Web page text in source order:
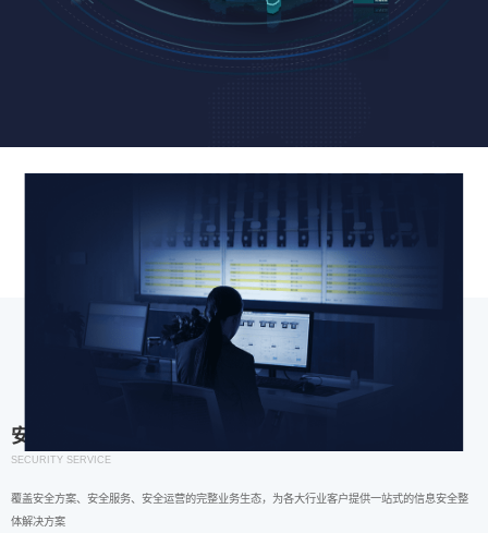
安全服务
SECURITY SERVICE
覆盖安全方案、安全服务、安全运营的完整业务生态，为各大行业客户提供一站式的信息安全整
体解决方案